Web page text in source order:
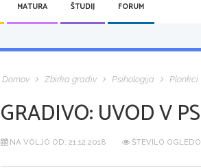
MATURA ŠTUDIJ FORUM
Domov Zbirka gradiv Psihologija Plonkci
GRADIVO:UVOD V
NA VOLJO OD: 21.12.2018 ŠTEVILO